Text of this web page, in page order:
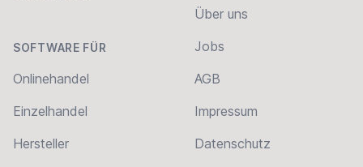
SOFTWARE FÜR
Onlinehandel
Einzelhandel
Hersteller
Über uns
Jobs
AGB
Impressum
Datenschutz